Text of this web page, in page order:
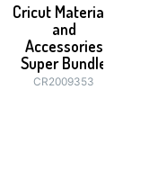
Cricut Materials
and
Accessories
Super Bundle
CR2009353